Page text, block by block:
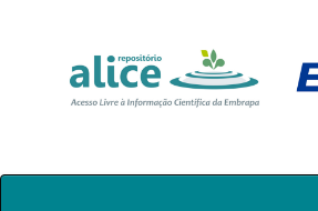
Skip